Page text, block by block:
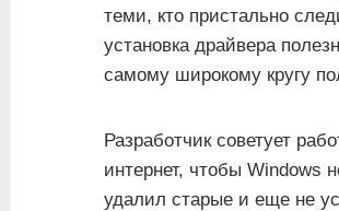
теми, кто пристально
установка драйвера
самому широкому кругу
Разработчик советует
интернет, чтобы Windows
удалил старые и еще не